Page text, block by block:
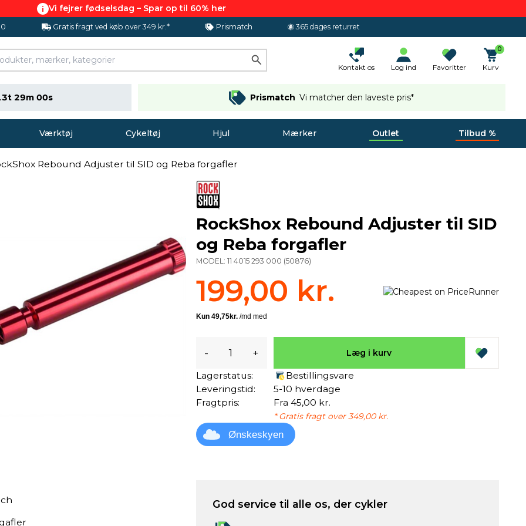
Vi fejrer fødselsdag – Spar op til 60% her
Gratis fragt ved køb over 349 kr.* Prismatch 365 dages returret
Kontakt os Log ind Favoritter
0
Kurv
28m 59s Prismatch Vi matcher den laveste pris*
Værktøj Cykeltøj Hjul Mærker Outlet Tilbud %
Rebound Adjuster til SID og Reba forgafler
RockShox Rebound Adjuster til SID
og Reba forgafler
MODEL:11 4015 293 000 (50876)
199,00 kr.
- + Læg i kurv
Lagerstatus:
Bestillingsvare
Leveringstid:
5-10 hverdage
Fragtpris:
Fra 45,00 kr.
* Gratis fragt over 349,00 kr.
Ønskeskyen
God service til alle os, der cykler